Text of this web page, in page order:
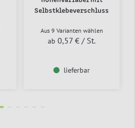
Selbstklebeverschluss
Aus 9 Varianten wählen
ab 0,57 € / St.
lieferbar